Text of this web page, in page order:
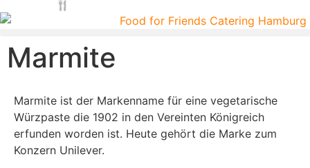
Marmite
Marmite ist der Markenname für eine vegetarische
Würzpaste die 1902 in den Vereinten Königreich
erfunden worden ist. Heute gehört die Marke zum
Konzern Unilever.